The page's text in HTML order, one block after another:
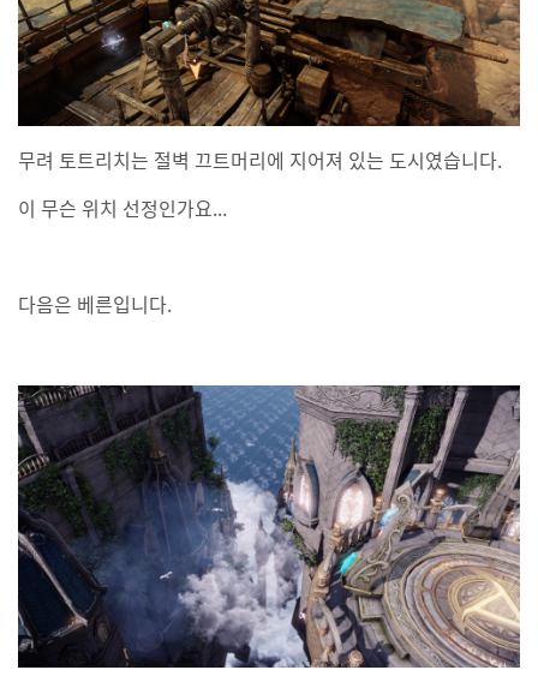
무려 토트리치는 절벽 끄트머리에 지어져 있는 도시였습니다.
이 무슨 위치 선정인가요...
다음은 베른입니다.